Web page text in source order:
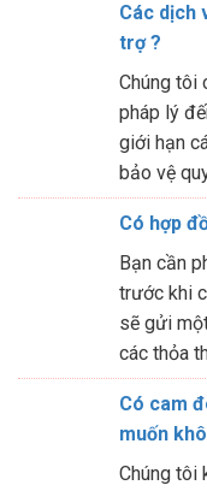
Các dịch
trợ ?
Chúng tôi
pháp lý
giới hạn
bảo vệ
Có hợp
Bạn cần
trước khi
sẽ gửi
các thỏa
Có cam
muốn
Chúng tôi